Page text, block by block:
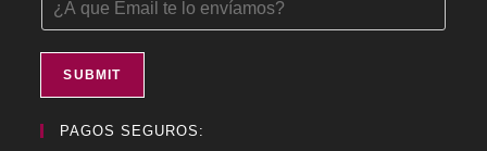
SUBMIT
PAGOS SEGUROS: